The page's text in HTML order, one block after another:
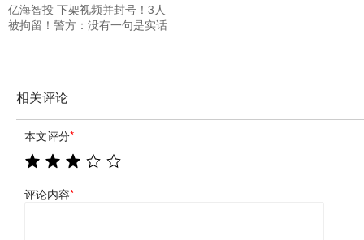
亿海智投 下架视频并封号！3人
被拘留！警方：没有一句是实话
相关评论
本文评分*
评论内容*